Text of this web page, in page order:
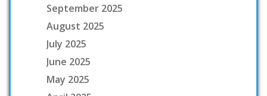
September 2025
August 2025
July 2025
June 2025
May 2025